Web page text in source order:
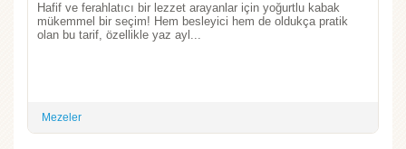
Hafif ve ferahlatıcı bir lezzet arayanlar için yoğurtlu kabak
mükemmel bir seçim! Hem besleyici hem de oldukça pratik
olan bu tarif, özellikle yaz ayl...
Mezeler